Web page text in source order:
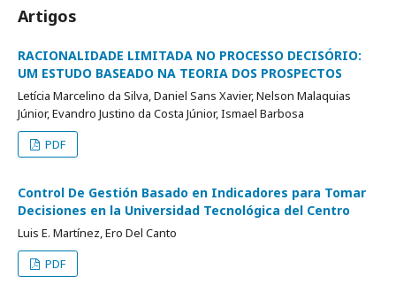
Artigos
RACIONALIDADE LIMITADA NO PROCESSO DECISÓRIO:
UM ESTUDO BASEADO NA TEORIA DOS PROSPECTOS
Letícia Marcelino da Silva, Daniel Sans Xavier, Nelson Malaquias
Júnior, Evandro Justino da Costa Júnior, Ismael Barbosa
PDF
Control De Gestión Basado en Indicadores para Tomar
Decisiones en la Universidad Tecnológica del Centro
Luis E. Martínez, Ero Del Canto
PDF